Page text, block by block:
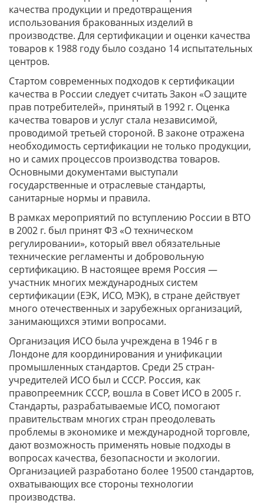
качества продукции и предотвращения
использования бракованных изделий в
производстве. Для сертификации и оценки качества
товаров к 1988 году было создано 14 испытательных
центров.
Стартом современных подходов к сертификации
качества в России следует считать Закон «О защите
прав потребителей», принятый в 1992 г. Оценка
качества товаров и услуг стала независимой,
проводимой третьей стороной. В законе отражена
необходимость сертификации не только продукции,
но и самих процессов производства товаров.
Основными документами выступали
государственные и отраслевые стандарты,
санитарные нормы и правила.
В рамках мероприятий по вступлению России в ВТО
в 2002 г. был принят ФЗ «О техническом
регулировании», который ввел обязательные
технические регламенты и добровольную
сертификацию. В настоящее время Россия —
участник многих международных систем
сертификации (ЕЭК, ИСО, МЭК), в стране действует
много отечественных и зарубежных организаций,
занимающихся этими вопросами.
Организация ИСО была учреждена в 1946 г в
Лондоне для координирования и унификации
промышленных стандартов. Среди 25 стран-
учредителей ИСО был и СССР. Россия, как
правопреемник СССР, вошла в Совет ИСО в 2005 г.
Стандарты, разрабатываемые ИСО, помогают
правительствам многих стран преодолевать
проблемы в экономике и международной торговле,
дают возможность применять новые подходы в
вопросах качества, безопасности и экологии.
Организацией разработано более 19500 стандартов,
охватывающих все стороны технологии
производства.